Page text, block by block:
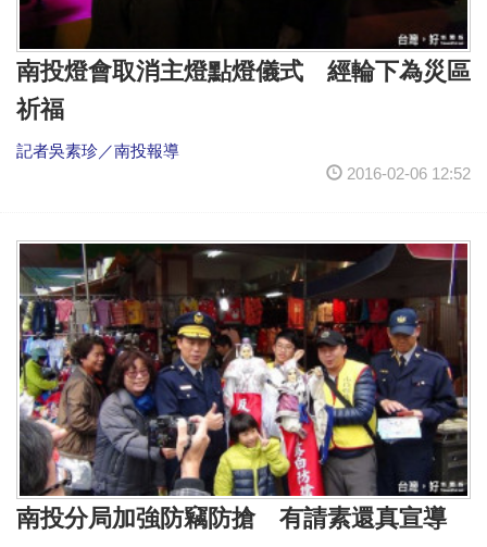
南投燈會取消主燈點燈儀式 經輪下為災區
祈福
記者吳素珍／南投報導
2016-02-06 12:52
南投分局加強防竊防搶 有請素還真宣導